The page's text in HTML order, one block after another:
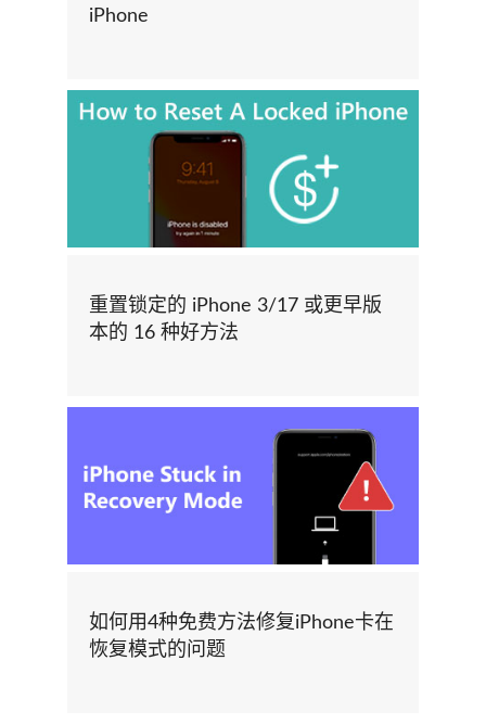
iPhone
重置锁定的 iPhone 3/17 或更早版
本的 16 种好方法
如何用4种免费方法修复iPhone卡在
恢复模式的问题